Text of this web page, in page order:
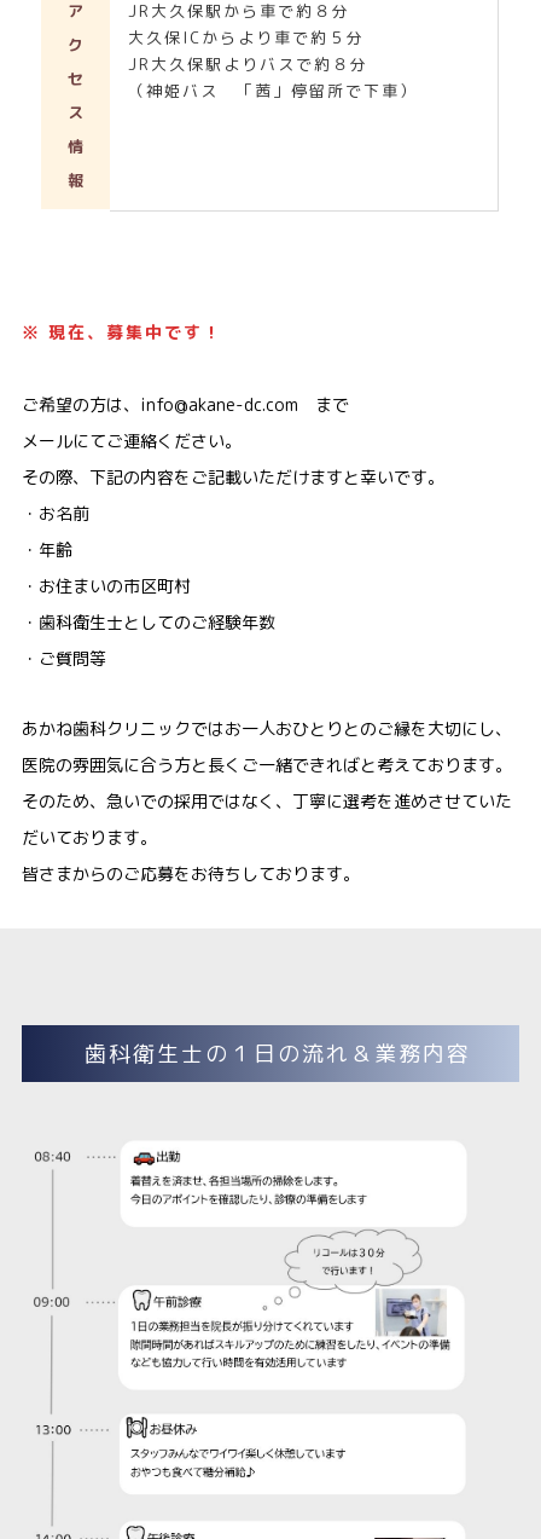
ア
ク
セ
ス
情
報
JR大久保駅から車で約８分
大久保ICからより車で約５分
JR大久保駅よりバスで約８分
（神姫バス 「茜」停留所で下車）
※ 現在、募集中です！
ご希望の方は、info@akane-dc.com まで
メールにてご連絡ください。
その際、下記の内容をご記載いただけますと幸いです。
・お名前
・年齢
・お住まいの市区町村
・歯科衛生士としてのご経験年数
・ご質問等
あかね歯科クリニックではお一人おひとりとのご縁を大切にし、
医院の雰囲気に合う方と長くご一緒できればと考えております。
そのため、急いでの採用ではなく、丁寧に選考を進めさせていた
だいております。
皆さまからのご応募をお待ちしております。
歯科衛生士の１日の流れ＆業務内容